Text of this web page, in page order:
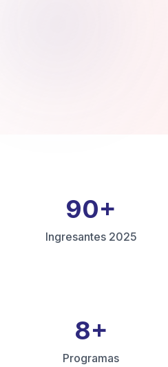
90+
Ingresantes 2025
8+
Programas